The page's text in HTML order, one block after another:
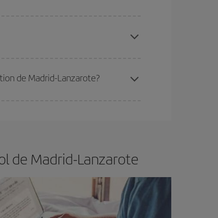
de Madrid-Lanzarote?
de Madrid-Lanzarote